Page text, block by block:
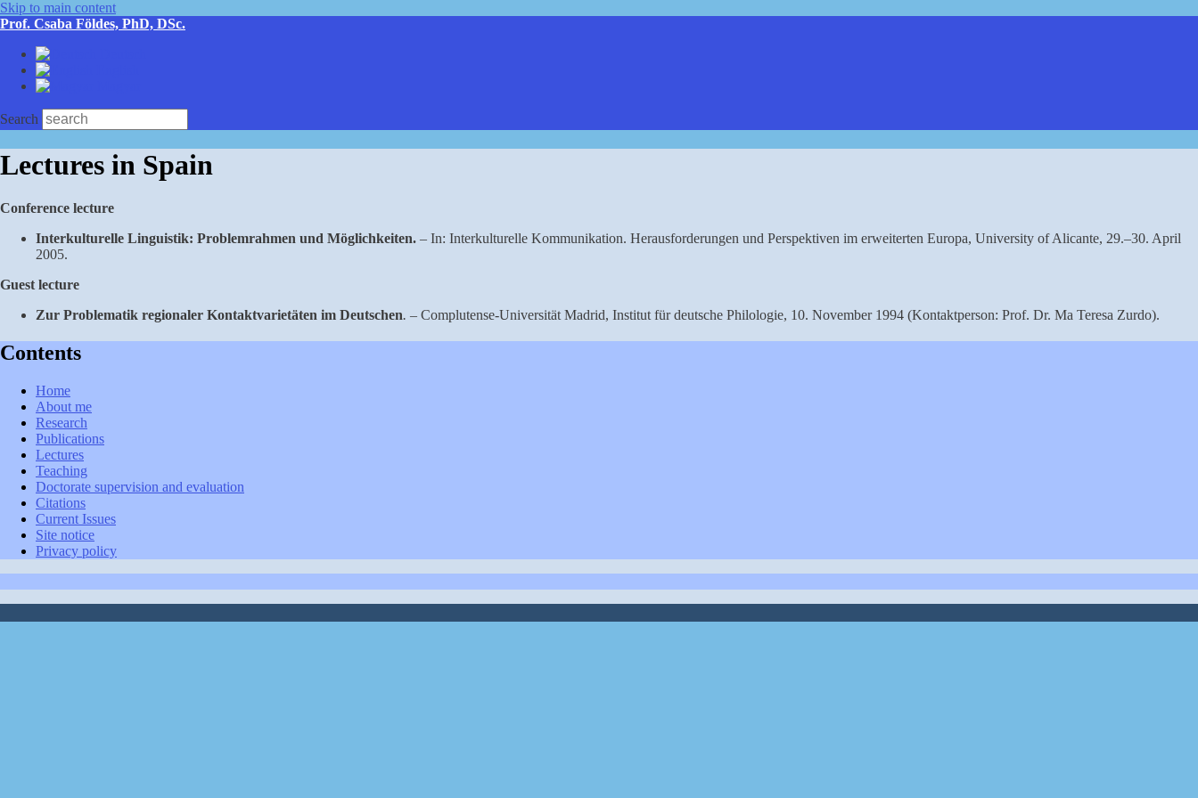
Skip to main content
Prof. Csaba Földes, PhD, DSc.
Search
Lectures in Spain
Conference lecture
Interkulturelle Linguistik: Problemrahmen und Möglichkeiten. – In: Interkulturelle Kommunikation. Herausforderungen und Perspektiven im erweiterten Europa, University of Alicante, 29.–30. April
2005.
Guest lecture
Zur Problematik regionaler Kontaktvarietäten im Deutschen. – Complutense-Universität Madrid, Institut für deutsche Philologie, 10. November 1994 (Kontaktperson: Prof. Dr. Ma Teresa Zurdo).
Contents
Home
About me
Research
Publications
Lectures
Teaching
Doctorate supervision and evaluation
Citations
Current Issues
Site notice
Privacy policy